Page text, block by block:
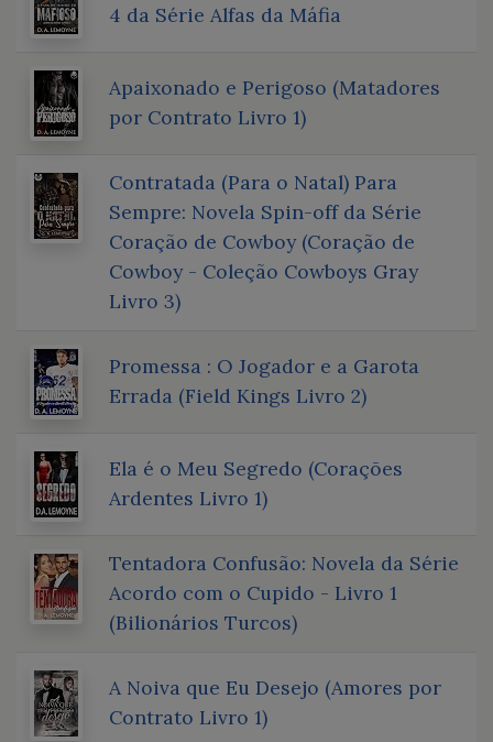
4 da Série Alfas da Máfia
Apaixonado e Perigoso (Matadores
por Contrato Livro 1)
Contratada (Para o Natal) Para
Sempre: Novela Spin-off da Série
Coração de Cowboy (Coração de
Cowboy - Coleção Cowboys Gray
Livro 3)
Promessa : O Jogador e a Garota
Errada (Field Kings Livro 2)
Ela é o Meu Segredo (Corações
Ardentes Livro 1)
Tentadora Confusão: Novela da Série
Acordo com o Cupido - Livro 1
(Bilionários Turcos)
A Noiva que Eu Desejo (Amores por
Contrato Livro 1)